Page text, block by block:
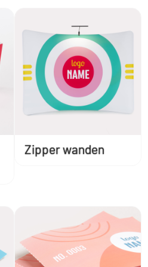
Zipper wanden